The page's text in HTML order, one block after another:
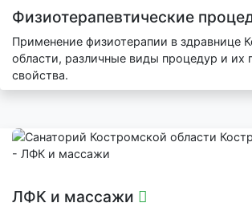
Физиотерапевтические
Применение физиотерапии в здравнице
области, различные виды процедур и их
свойства.
ЛФК и массажи